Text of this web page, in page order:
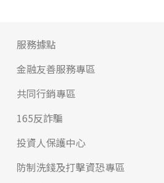
服務據點
金融友善服務專區
共同行銷專區
165反詐騙
投資人保護中心
防制洗錢及打擊資恐專區